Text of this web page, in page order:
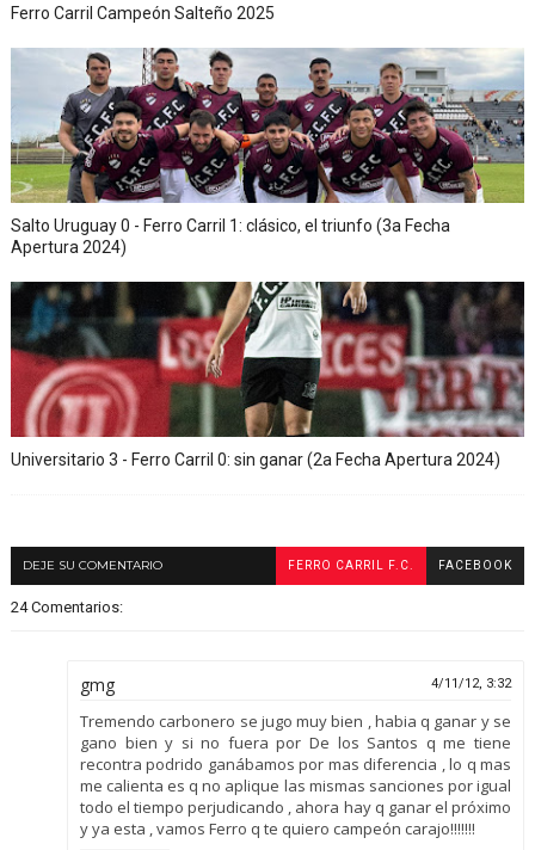
Ferro Carril Campeón Salteño 2025
Salto Uruguay 0 - Ferro Carril 1: clásico, el triunfo (3a Fecha
Apertura 2024)
Universitario 3 - Ferro Carril 0: sin ganar (2a Fecha Apertura 2024)
DEJE SU COMENTARIO FERRO CARRIL F.C. FACEBOOK
24 Comentarios:
gmg 4/11/12, 3:32
Tremendo carbonero se jugo muy bien , habia q ganar y se
gano bien y si no fuera por De los Santos q me tiene
recontra podrido ganábamos por mas diferencia , lo q mas
me calienta es q no aplique las mismas sanciones por igual
todo el tiempo perjudicando , ahora hay q ganar el próximo
y ya esta , vamos Ferro q te quiero campeón carajo!!!!!!!